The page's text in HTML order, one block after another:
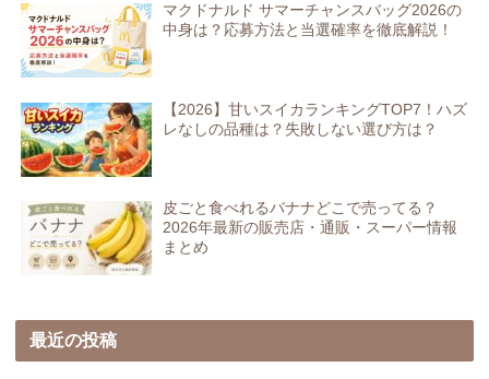
マクドナルド サマーチャンスバッグ2026の
中身は？応募方法と当選確率を徹底解説！
【2026】甘いスイカランキングTOP7！ハズ
レなしの品種は？失敗しない選び方は？
皮ごと食べれるバナナどこで売ってる？
2026年最新の販売店・通販・スーパー情報
まとめ
最近の投稿